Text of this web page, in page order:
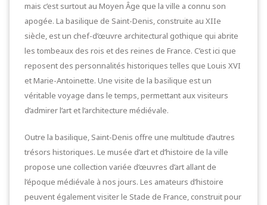
mais c’est surtout au Moyen Âge que la ville a connu son
apogée. La basilique de Saint-Denis, construite au XIIe
siècle, est un chef-d’œuvre architectural gothique qui abrite
les tombeaux des rois et des reines de France. C’est ici que
reposent des personnalités historiques telles que Louis XVI
et Marie-Antoinette. Une visite de la basilique est un
véritable voyage dans le temps, permettant aux visiteurs
d’admirer l’art et l’architecture médiévale.
Outre la basilique, Saint-Denis offre une multitude d’autres
trésors historiques. Le musée d’art et d’histoire de la ville
propose une collection variée d’œuvres d’art allant de
l’époque médiévale à nos jours. Les amateurs d’histoire
peuvent également visiter le Stade de France, construit pour